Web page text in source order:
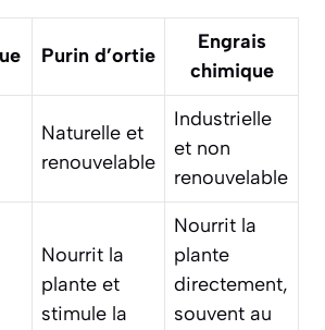
Purin d’ortie
Engrais
chimique
Naturelle et
renouvelable
Industrielle
et non
renouvelable
Nourrit la
plante et
stimule la
Nourrit la
plante
directement,
souvent au